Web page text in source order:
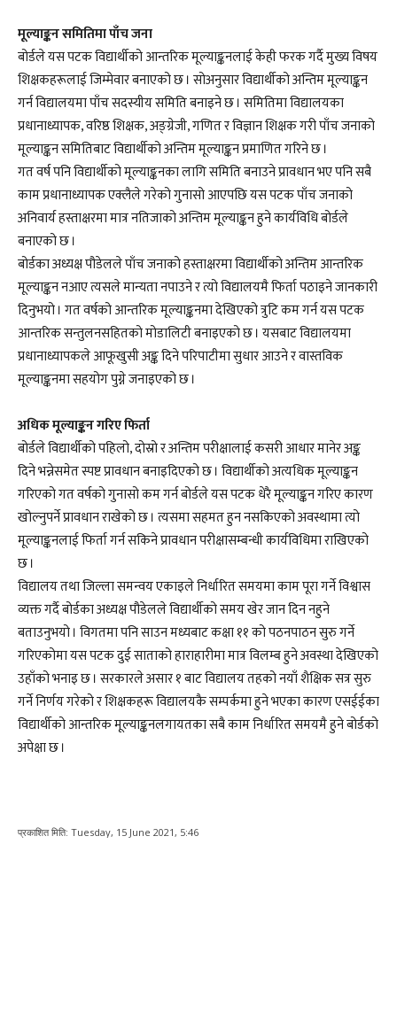
मूल्याङ्कन समितिमा पाँच जना
बोर्डले यस पटक विद्यार्थीको आन्तरिक मूल्याङ्कनलाई केही फरक गर्दै मुख्य विषय
शिक्षकहरूलाई जिम्मेवार बनाएको छ । सोअनुसार विद्यार्थीको अन्तिम मूल्याङ्कन
गर्न विद्यालयमा पाँच सदस्यीय समिति बनाइने छ । समितिमा विद्यालयका
प्रधानाध्यापक, वरिष्ठ शिक्षक, अङ्ग्रेजी, गणित र विज्ञान शिक्षक गरी पाँच जनाको
मूल्याङ्कन समितिबाट विद्यार्थीको अन्तिम मूल्याङ्कन प्रमाणित गरिने छ ।
गत वर्ष पनि विद्यार्थीको मूल्याङ्कनका लागि समिति बनाउने प्रावधान भए पनि सबै
काम प्रधानाध्यापक एक्लैले गरेको गुनासो आएपछि यस पटक पाँच जनाको
अनिवार्य हस्ताक्षरमा मात्र नतिजाको अन्तिम मूल्याङ्कन हुने कार्यविधि बोर्डले
बनाएको छ ।
बोर्डका अध्यक्ष पौडेलले पाँच जनाको हस्ताक्षरमा विद्यार्थीको अन्तिम आन्तरिक
मूल्याङ्कन नआए त्यसले मान्यता नपाउने र त्यो विद्यालयमै फिर्ता पठाइने जानकारी
दिनुभयो । गत वर्षको आन्तरिक मूल्याङ्कनमा देखिएको त्रुटि कम गर्न यस पटक
आन्तरिक सन्तुलनसहितको मोडालिटी बनाइएको छ । यसबाट विद्यालयमा
प्रधानाध्यापकले आफूखुसी अङ्क दिने परिपाटीमा सुधार आउने र वास्तविक
मूल्याङ्कनमा सहयोग पुग्ने जनाइएको छ ।
अधिक मूल्याङ्कन गरिए फिर्ता
बोर्डले विद्यार्थीको पहिलो, दोस्रो र अन्तिम परीक्षालाई कसरी आधार मानेर अङ्क
दिने भन्नेसमेत स्पष्ट प्रावधान बनाइदिएको छ । विद्यार्थीको अत्यधिक मूल्याङ्कन
गरिएको गत वर्षको गुनासो कम गर्न बोर्डले यस पटक धेरै मूल्याङ्कन गरिए कारण
खोल्नुपर्ने प्रावधान राखेको छ । त्यसमा सहमत हुन नसकिएको अवस्थामा त्यो
मूल्याङ्कनलाई फिर्ता गर्न सकिने प्रावधान परीक्षासम्बन्धी कार्यविधिमा राखिएको
छ ।
विद्यालय तथा जिल्ला समन्वय एकाइले निर्धारित समयमा काम पूरा गर्ने विश्वास
व्यक्त गर्दै बोर्डका अध्यक्ष पौडेलले विद्यार्थीको समय खेर जान दिन नहुने
बताउनुभयो । विगतमा पनि साउन मध्यबाट कक्षा ११ को पठनपाठन सुरु गर्ने
गरिएकोमा यस पटक दुई साताको हाराहारीमा मात्र विलम्ब हुने अवस्था देखिएको
उहाँको भनाइ छ । सरकारले असार १ बाट विद्यालय तहको नयाँ शैक्षिक सत्र सुरु
गर्ने निर्णय गरेको र शिक्षकहरू विद्यालयकै सम्पर्कमा हुने भएका कारण एसईईका
विद्यार्थीको आन्तरिक मूल्याङ्कनलगायतका सबै काम निर्धारित समयमै हुने बोर्डको
अपेक्षा छ ।
प्रकाशित मिति: Tuesday, 15 June 2021, 5:46